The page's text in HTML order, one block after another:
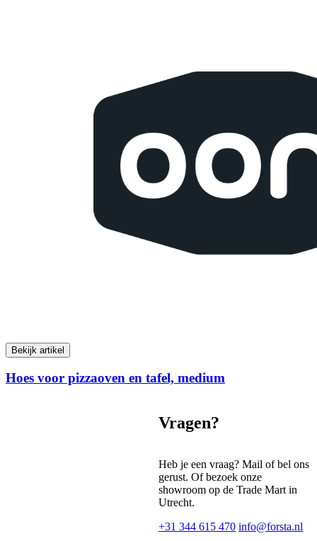
Bekijk artikel
Hoes voor pizzaoven en tafel, medium
Vragen?
Heb je een vraag? Mail of bel ons
gerust. Of bezoek onze
showroom op de Trade Mart in
Utrecht.
+31 344 615 470 info@forsta.nl